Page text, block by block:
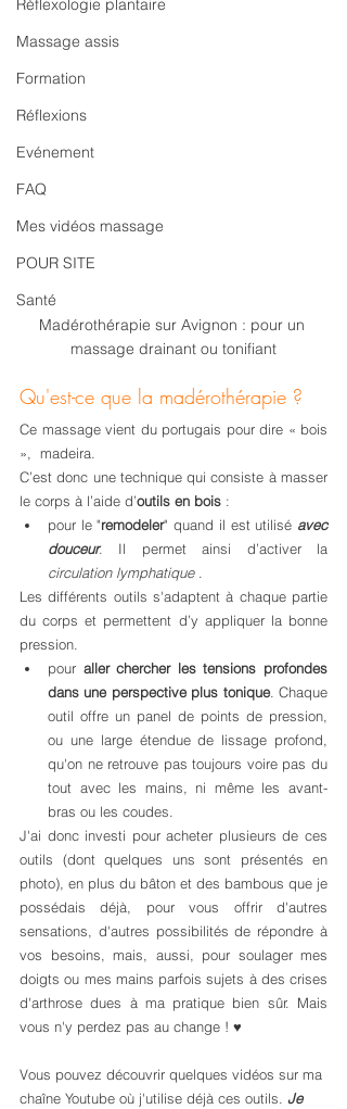
Réflexologie plantaire
Massage assis
Formation
Réflexions
Evénement
FAQ
Mes vidéos massage
POUR SITE
Santé
Madérothérapie sur Avignon : pour un
massage drainant ou tonifiant
Qu'est-ce que la madérothérapie ?
Ce massage vient du portugais pour dire « bois
»,  madeira.
C’est donc une technique qui consiste à masser
le corps à l’aide d’outils en bois :
pour le "remodeler" quand il est utilisé avec
douceur
circulation lymphatique .
Les différents outils s'adaptent à chaque partie
du corps et permettent d’y appliquer la bonne
pression.
pour aller chercher les tensions profondes
dans une perspective plus tonique. Chaque
outil offre un panel de points de pression,
ou une large étendue de lissage profond,
qu'on ne retrouve pas toujours voire pas du
tout avec les mains, ni même les avant-
bras ou les coudes.
J'ai donc investi pour acheter plusieurs de ces
outils (dont quelques uns sont présentés en
photo), en plus du bâton et des bambous que je
possédais déjà, pour vous offrir d'autres
sensations, d'autres possibilités de répondre à
vos besoins, mais, aussi, pour soulager mes
doigts ou mes mains parfois sujets à des crises
d'arthrose dues à ma pratique bien sûr. Mais
vous n'y perdez pas au change ! ♥
Vous pouvez découvrir quelques vidéos sur ma
chaîne Youtube où j'utilise déjà ces outils. Je